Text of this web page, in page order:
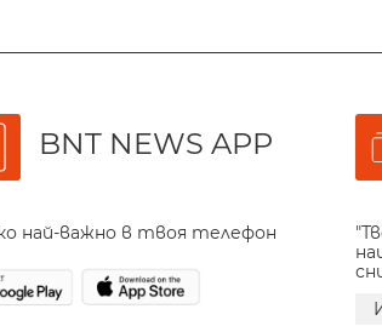
BNT NEWS APP
най-важно в твоя телефон